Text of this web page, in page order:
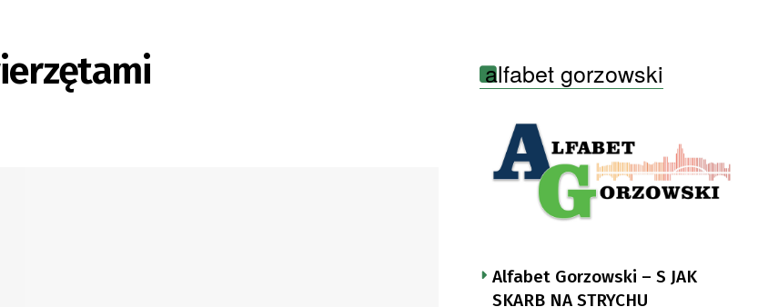
alfabet gorzowski
Alfabet Gorzowski – S JAK
SKARB NA STRYCHU